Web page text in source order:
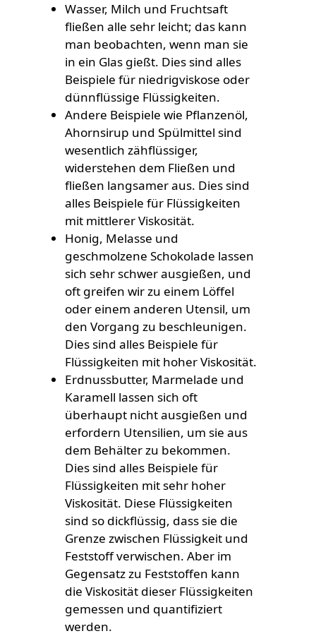
Wasser, Milch und Fruchtsaft
fließen alle sehr leicht; das kann
man beobachten, wenn man sie
in ein Glas gießt. Dies sind alles
Beispiele für niedrigviskose oder
dünnflüssige Flüssigkeiten.
Andere Beispiele wie Pflanzenöl,
Ahornsirup und Spülmittel sind
wesentlich zähflüssiger,
widerstehen dem Fließen und
fließen langsamer aus. Dies sind
alles Beispiele für Flüssigkeiten
mit mittlerer Viskosität.
Honig, Melasse und
geschmolzene Schokolade lassen
sich sehr schwer ausgießen, und
oft greifen wir zu einem Löffel
oder einem anderen Utensil, um
den Vorgang zu beschleunigen.
Dies sind alles Beispiele für
Flüssigkeiten mit hoher Viskosität.
Erdnussbutter, Marmelade und
Karamell lassen sich oft
überhaupt nicht ausgießen und
erfordern Utensilien, um sie aus
dem Behälter zu bekommen.
Dies sind alles Beispiele für
Flüssigkeiten mit sehr hoher
Viskosität. Diese Flüssigkeiten
sind so dickflüssig, dass sie die
Grenze zwischen Flüssigkeit und
Feststoff verwischen. Aber im
Gegensatz zu Feststoffen kann
die Viskosität dieser Flüssigkeiten
gemessen und quantifiziert
werden.